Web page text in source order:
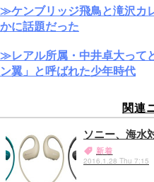
≫ケンブリッジ飛鳥と滝沢カ
かに話題だった
≫レアル所属・中井卓大って
ン翼」と呼ばれた少年時代
関連
ソニー、海水
新着
2016.1.28 Thu 7:15